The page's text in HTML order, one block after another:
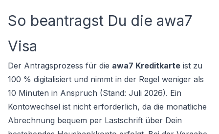
So beantragst Du die awa7
Visa
Der Antragsprozess für die awa7 Kreditkarte ist zu
100 % digitalisiert und nimmt in der Regel weniger als
10 Minuten in Anspruch (Stand: Juli 2026). Ein
Kontowechsel ist nicht erforderlich, da die monatliche
Abrechnung bequem per Lastschrift über Dein